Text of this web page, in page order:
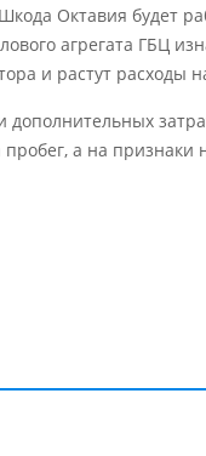
Октавия будет
агрегата ГБЦ
и растут расходы
а на признаки